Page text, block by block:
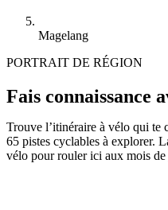
Magelang
PORTRAIT DE RÉGION
Fais connaissance
Trouve l’itinéraire à vélo qui te
65 pistes cyclables à explorer.
vélo pour rouler ici aux mois